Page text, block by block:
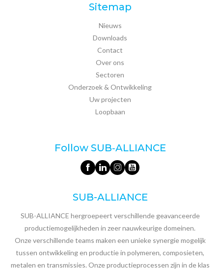
Sitemap
Nieuws
Downloads
Contact
Over ons
Sectoren
Onderzoek & Ontwikkeling
Uw projecten
Loopbaan
Follow SUB‑ALLIANCE
SUB-ALLIANCE
SUB-ALLIANCE hergroepeert verschillende geavanceerde
productiemogelijkheden in zeer nauwkeurige domeinen.
Onze verschillende teams maken een unieke synergie mogelijk
tussen ontwikkeling en productie in polymeren, composieten,
metalen en transmissies. Onze productieprocessen zijn in de klas